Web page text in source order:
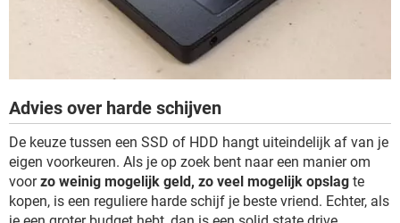
Advies over harde schijven
De keuze tussen een SSD of HDD hangt uiteindelijk af van je
eigen voorkeuren. Als je op zoek bent naar een manier om
voorzo weinig mogelijk geld, zo veel mogelijk opslag te
kopen, is een reguliere harde schijf je beste vriend. Echter, als